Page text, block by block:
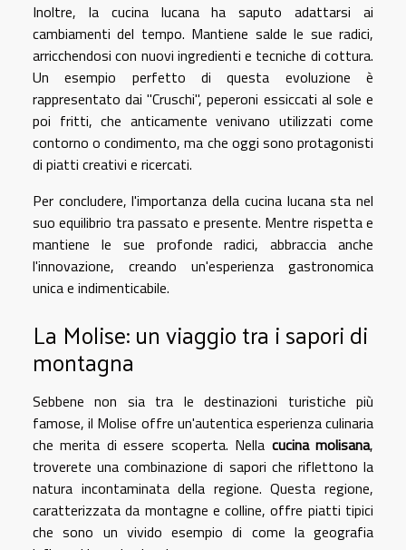
Inoltre, la cucina lucana ha saputo adattarsi ai
cambiamenti del tempo. Mantiene salde le sue radici,
arricchendosi con nuovi ingredienti e tecniche di cottura.
Un esempio perfetto di questa evoluzione è
rappresentato dai "Cruschi", peperoni essiccati al sole e
poi fritti, che anticamente venivano utilizzati come
contorno o condimento, ma che oggi sono protagonisti
di piatti creativi e ricercati.
Per concludere, l'importanza della cucina lucana sta nel
suo equilibrio tra passato e presente. Mentre rispetta e
mantiene le sue profonde radici, abbraccia anche
l'innovazione, creando un'esperienza gastronomica
unica e indimenticabile.
La Molise: un viaggio tra i sapori di
montagna
Sebbene non sia tra le destinazioni turistiche più
famose, il Molise offre un'autentica esperienza culinaria
che merita di essere scoperta. Nella cucina molisana,
troverete una combinazione di sapori che riflettono la
natura incontaminata della regione. Questa regione,
caratterizzata da montagne e colline, offre piatti tipici
che sono un vivido esempio di come la geografia